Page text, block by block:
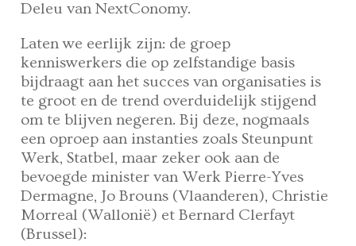
Deleu van NextConomy.
Laten we eerlijk zijn: de groep
kenniswerkers die op zelfstandige basis
bijdraagt aan het succes van organisaties is
te groot en de trend overduidelijk stijgend
om te blijven negeren. Bij deze, nogmaals
een oproep aan instanties zoals Steunpunt
Werk, Statbel, maar zeker ook aan de
bevoegde minister van Werk Pierre-Yves
Dermagne, Jo Brouns (Vlaanderen), Christie
Morreal (Wallonië) et Bernard Clerfayt
(Brussel):